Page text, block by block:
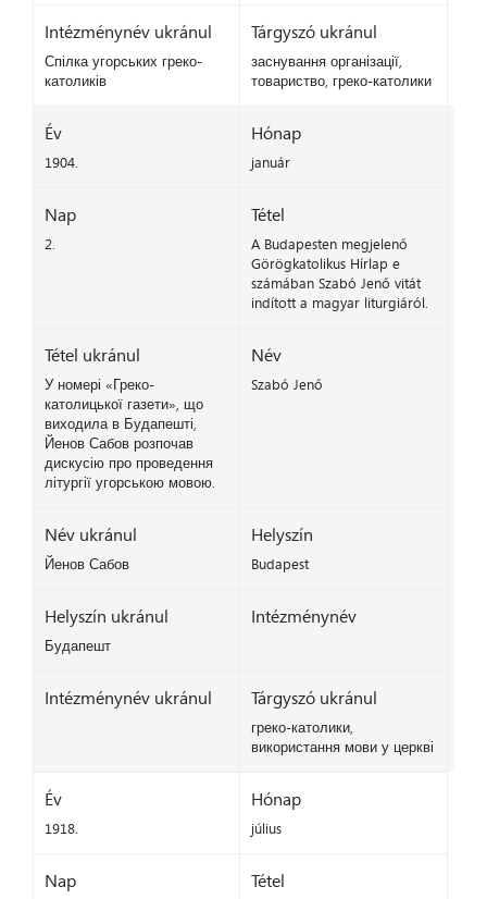
Intézménynév ukránul
Спілка угорських греко-
католиків
Tárgyszó ukránul
заснування організації,
товариство, греко-католики
Év
1904.
Hónap
január
Nap
2.
Tétel
A Budapesten megjelenő
Görögkatolikus Hírlap e
számában Szabó Jenő vitát
indított a magyar liturgiáról.
Tétel ukránul
У номері «Греко-
католицької газети», що
виходила в Будапешті,
Йенов Сабов розпочав
дискусію про проведення
літургії угорською мовою.
Név
Szabó Jenő
Név ukránul
Йенов Сабов
Helyszín
Budapest
Helyszín ukránul
Будапешт
Intézménynév
Intézménynév ukránul Tárgyszó ukránul
греко-католики,
використання мови у церкві
Év
1918.
Hónap
július
Nap Tétel